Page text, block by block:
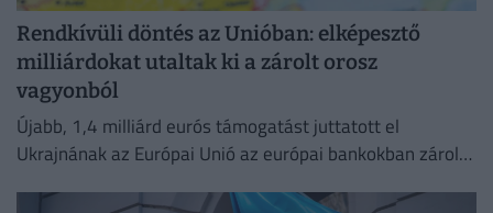
Rendkívüli döntés az Unióban: elképesztő
milliárdokat utaltak ki a zárolt orosz
vagyonból
Újabb, 1,4 milliárd eurós támogatást juttatott el
Ukrajnának az Európai Unió az európai bankokban zárolt